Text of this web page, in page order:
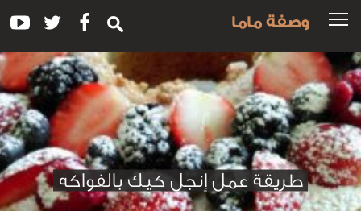
وصفة ماما
طريقة عمل إنجل كيك بالفواكه